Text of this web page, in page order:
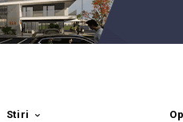
Stiri